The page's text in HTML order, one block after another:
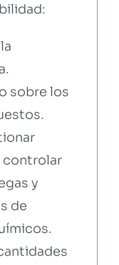
sobre los
controlar
y
de